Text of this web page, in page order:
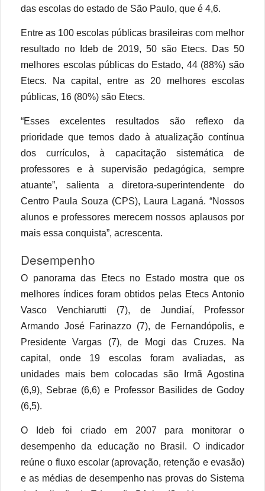
das escolas do estado de São Paulo, que é 4,6.
Entre as 100 escolas públicas brasileiras com melhor
resultado no Ideb de 2019, 50 são Etecs. Das 50
melhores escolas públicas do Estado, 44 (88%) são
Etecs. Na capital, entre as 20 melhores escolas
públicas, 16 (80%) são Etecs.
“Esses excelentes resultados são reflexo da
prioridade que temos dado à atualização contínua
dos currículos, à capacitação sistemática de
professores e à supervisão pedagógica, sempre
atuante”, salienta a diretora-superintendente do
Centro Paula Souza (CPS), Laura Laganá. “Nossos
alunos e professores merecem nossos aplausos por
mais essa conquista”, acrescenta.
Desempenho
O panorama das Etecs no Estado mostra que os
melhores índices foram obtidos pelas Etecs Antonio
Vasco Venchiarutti (7), de Jundiaí, Professor
Armando José Farinazzo (7), de Fernandópolis, e
Presidente Vargas (7), de Mogi das Cruzes. Na
capital, onde 19 escolas foram avaliadas, as
unidades mais bem colocadas são Irmã Agostina
(6,9), Sebrae (6,6) e Professor Basilides de Godoy
(6,5).
O Ideb foi criado em 2007 para monitorar o
desempenho da educação no Brasil. O indicador
reúne o fluxo escolar (aprovação, retenção e evasão)
e as médias de desempenho nas provas do Sistema